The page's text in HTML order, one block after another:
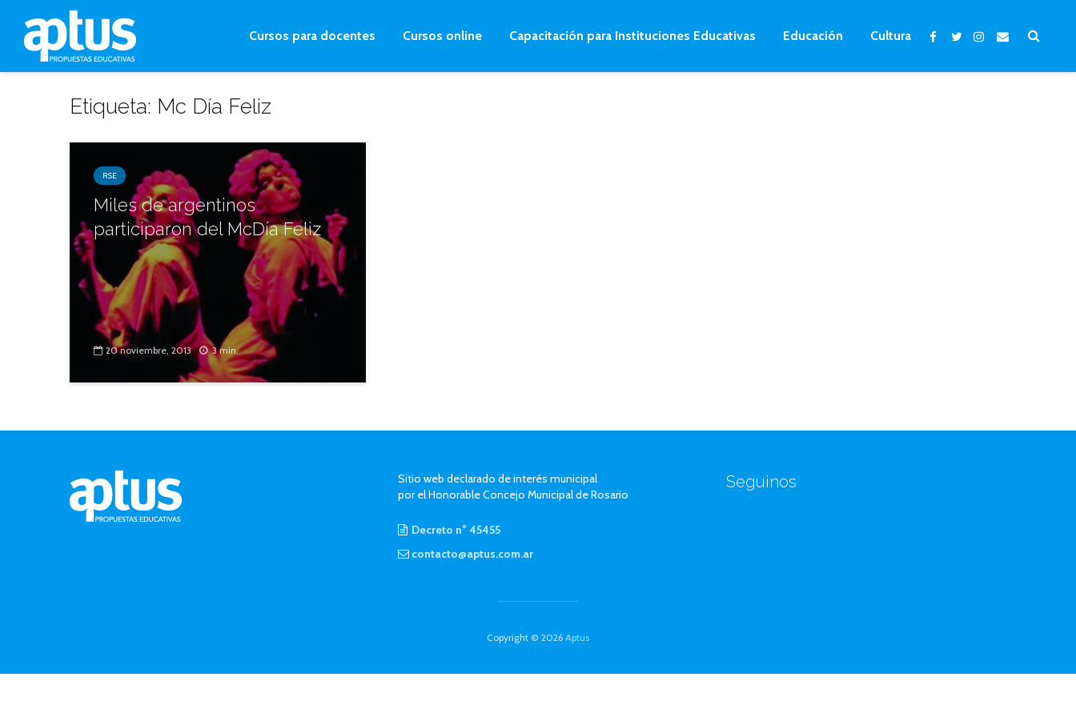
Cursos para docentes Cursos online Capacitación para Instituciones Educativas Educación Cultura
Etiqueta: Mc Día Feliz
RSE
Miles de argentinos
participaron del McDía Feliz
20 noviembre, 2013 3 min.
Sitio web declarado de interés municipal
por el Honorable Concejo Municipal de Rosario
Decreto n° 45455
contacto@aptus.com.ar
Seguinos
Copyright © 2026 Aptus